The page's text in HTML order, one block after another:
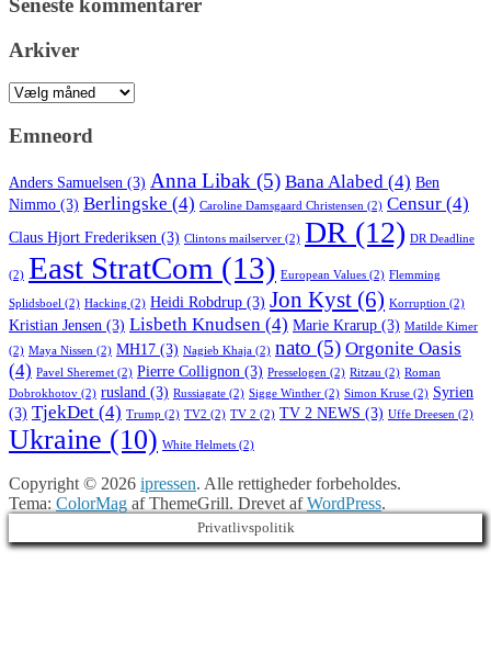
Seneste kommentarer
Arkiver
Arkiver
Emneord
Anders Samuelsen (3) Anna Libak (5) Bana Alabed (4) Ben
Nimmo (3) Berlingske (4) Caroline Damsgaard Christensen (2) Censur (4)
Claus Hjort Frederiksen (3) Clintons mailserver (2) DR (12) DR Deadline
(2) East StratCom (13) European Values (2) Flemming
Splidsboel (2) Hacking (2) Heidi Robdrup (3) Jon Kyst (6) Korruption (2)
Kristian Jensen (3) Lisbeth Knudsen (4) Marie Krarup (3) Matilde Kimer
(2) Maya Nissen (2) MH17 (3) Nagieb Khaja (2) nato (5) Orgonite Oasis
(4) Pavel Sheremet (2) Pierre Collignon (3) Presselogen (2) Ritzau (2) Roman
Dobrokhotov (2) rusland (3) Russiagate (2) Sigge Winther (2) Simon Kruse (2) Syrien
(3) TjekDet (4) Trump (2) TV2 (2) TV 2 (2) TV 2 NEWS (3) Uffe Dreesen (2)
Ukraine (10) White Helmets (2)
Copyright © 2026 ipressen. Alle rettigheder forbeholdes.
Tema: ColorMag af ThemeGrill. Drevet afWordPress.
Privatlivspolitik